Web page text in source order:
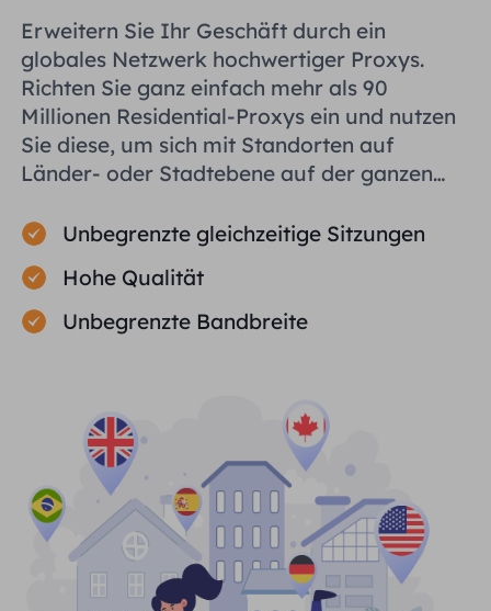
Erweitern Sie Ihr Geschäft durch ein
globales Netzwerk hochwertiger Proxys.
Richten Sie ganz einfach mehr als 90
Millionen Residential-Proxys ein und nutzen
Sie diese, um sich mit Standorten auf
Länder- oder Stadtebene auf der ganzen
effizienten Erfassung öffentlicher Daten zu
helfen.
Unbegrenzte gleichzeitige Sitzungen
Hohe Qualität
Unbegrenzte Bandbreite